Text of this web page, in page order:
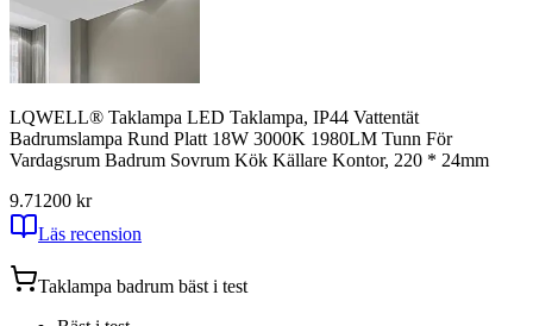
LQWELL® Taklampa LED Taklampa, IP44 Vattentät
Badrumslampa Rund Platt 18W 3000K 1980LM Tunn För
Vardagsrum Badrum Sovrum Kök Källare Kontor, 220 * 24mm
9.71 200 kr
Läs recension
Taklampa badrum bäst i test